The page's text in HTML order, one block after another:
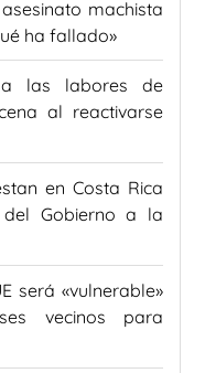
machista
ha fallado»
las labores de
al reactivarse
en Costa Rica
Gobierno a la
será «vulnerable»
vecinos para